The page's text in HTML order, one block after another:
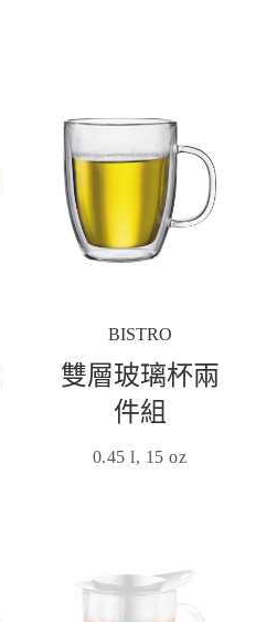
BISTRO
雙層玻璃杯兩
件組
0.45 l, 15 oz